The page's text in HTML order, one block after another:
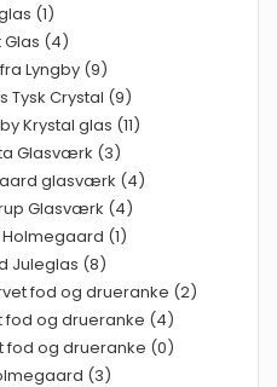
(1)
Glas (4)
Lyngby (9)
Tysk Crystal (9)
Krystal glas (11)
Glasværk (3)
glasværk (4)
Glasværk (4)
(1)
Juleglas (8)
fod og drueranke (2)
fod og drueranke (4)
fod og drueranke (0)
(3)